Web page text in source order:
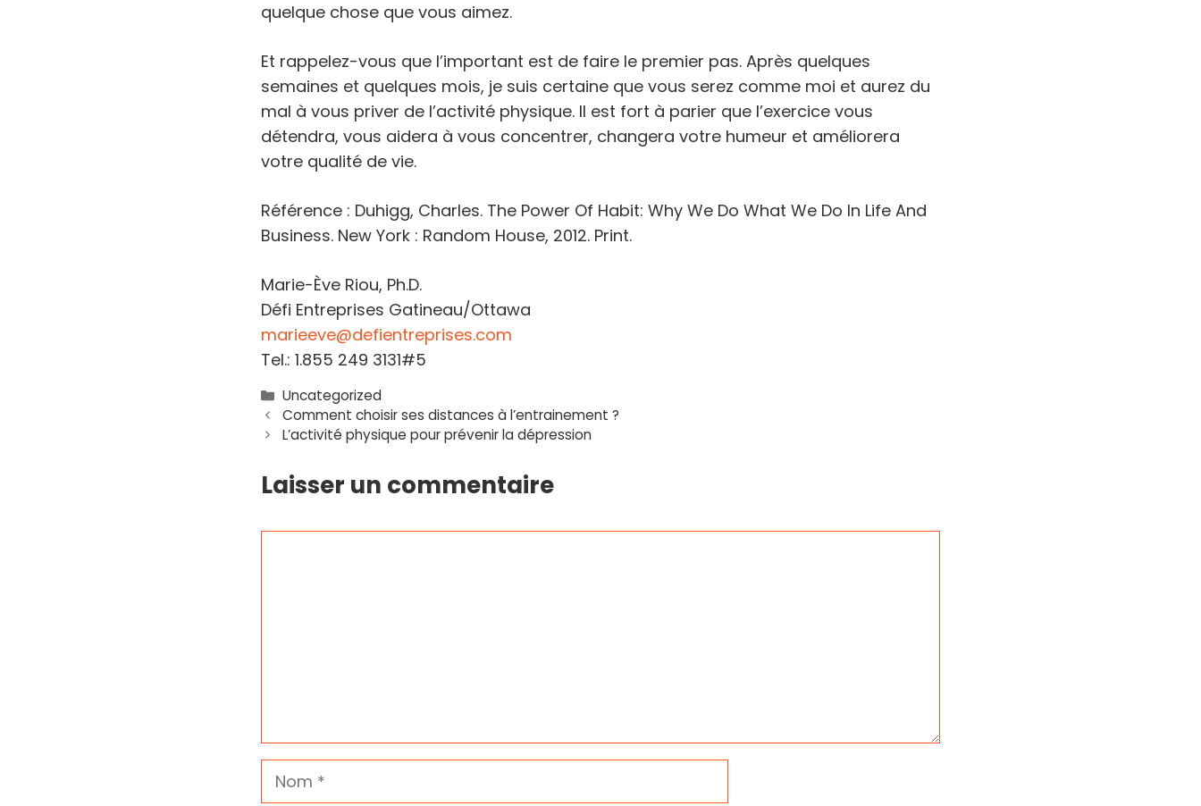
quelque chose que vous aimez.
Et rappelez-vous que l’important est de faire le premier pas. Après quelques
semaines et quelques mois, je suis certaine que vous serez comme moi et aurez du
mal à vous priver de l’activité physique. Il est fort à parier que l’exercice vous
détendra, vous aidera à vous concentrer, changera votre humeur et améliorera
votre qualité de vie.
Référence : Duhigg, Charles. The Power Of Habit: Why We Do What We Do In Life And
Business. New York : Random House, 2012. Print.
Marie-Ève Riou, Ph.D.
Défi Entreprises Gatineau/Ottawa
marieeve@defientreprises.com
Tel.: 1.855 249 3131#5
Catégories
Uncategorized
Comment choisir ses distances à l’entrainement ?
L’activité physique pour prévenir la dépression
Laisser un commentaire
Nom